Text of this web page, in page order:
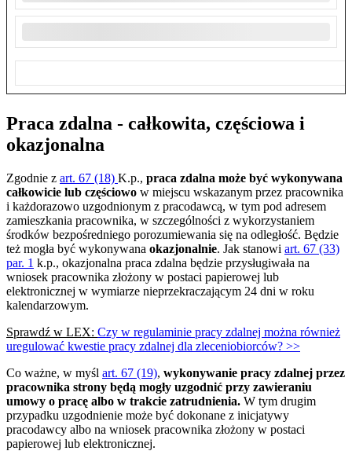
Praca zdalna - całkowita, częściowa i
okazjonalna
Zgodnie z art. 67 (18) K.p., praca zdalna może być wykonywana
całkowicie lub częściowo w miejscu wskazanym przez pracownika
i każdorazowo uzgodnionym z pracodawcą, w tym pod adresem
zamieszkania pracownika, w szczególności z wykorzystaniem
środków bezpośredniego porozumiewania się na odległość. Będzie
też mogła być wykonywana okazjonalnie. Jak stanowi art. 67 (33)
par. 1 k.p., okazjonalna praca zdalna będzie przysługiwała na
wniosek pracownika złożony w postaci papierowej lub
elektronicznej w wymiarze nieprzekraczającym 24 dni w roku
kalendarzowym.
Sprawdź w LEX: Czy w regulaminie pracy zdalnej można również
uregulować kwestie pracy zdalnej dla zleceniobiorców? >>
Co ważne, w myśl art. 67 (19), wykonywanie pracy zdalnej przez
pracownika strony będą mogły uzgodnić przy zawieraniu
umowy o pracę albo w trakcie zatrudnienia. W tym drugim
przypadku uzgodnienie może być dokonane z inicjatywy
pracodawcy albo na wniosek pracownika złożony w postaci
papierowej lub elektronicznej.